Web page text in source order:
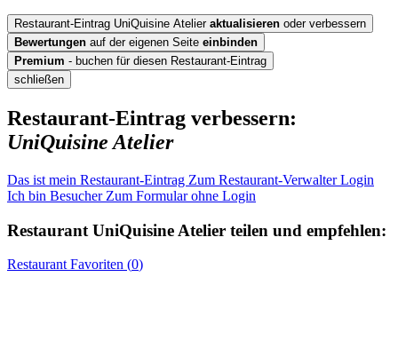
Restaurant-Eintrag UniQuisine Atelier aktualisieren oder verbessern
Bewertungen auf der eigenen Seite einbinden
Premium - buchen für diesen Restaurant-Eintrag
schließen
Restaurant-Eintrag verbessern:
UniQuisine Atelier
Das ist mein Restaurant-Eintrag Zum Restaurant-Verwalter Login
Ich bin Besucher Zum Formular ohne Login
Restaurant UniQuisine Atelier teilen und empfehlen:
Restaurant Favoriten (0)